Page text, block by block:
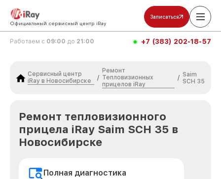
Официальный сервисный центр iRay
Записаться
Работаем с 09:00 до 21:00 +7 (383) 202-18-57
Сервисный центр
iRay в Новосибирске
/
Ремонт
Тепловизионных
прицелов iRay
/ Saim
SCH 35
Ремонт тепловизионного
прицела iRay Saim SCH 35 в
Новосибирске
Полная диагностика